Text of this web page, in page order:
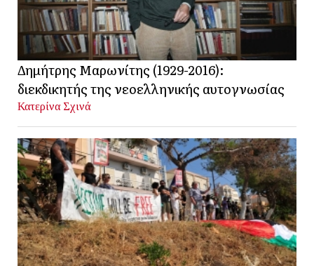
Δημήτρης Μαρωνίτης (1929-2016):
διεκδικητής της νεοελληνικής αυτογνωσίας
Κατερίνα Σχινά